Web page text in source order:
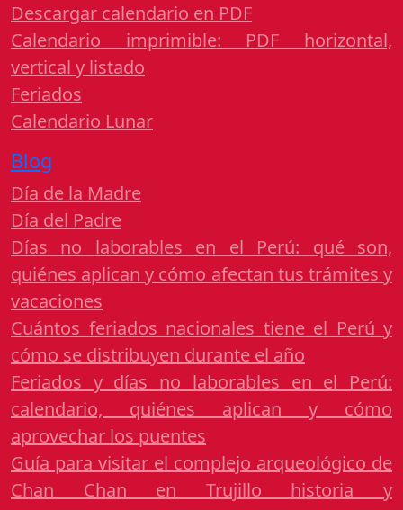
Descargar calendario en PDF
Calendario imprimible: PDF horizontal,
vertical y listado
Feriados
Calendario Lunar
Blog
Día de la Madre
Día del Padre
Días no laborables en el Perú: qué son,
quiénes aplican y cómo afectan tus trámites y
vacaciones
Cuántos feriados nacionales tiene el Perú y
cómo se distribuyen durante el año
Feriados y días no laborables en el Perú:
calendario, quiénes aplican y cómo
aprovechar los puentes
Guía para visitar el complejo arqueológico de
Chan Chan en Trujillo historia y